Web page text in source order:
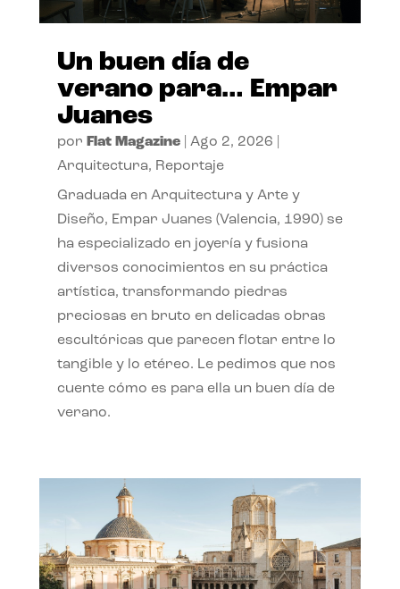
Un buen día de
verano para… Empar
Juanes
por Flat Magazine| Ago 2, 2026
Arquitectura, Reportaje
Graduada en Arquitectura y Arte y
Diseño, Empar Juanes (Valencia, 1990) se
ha especializado en joyería y fusiona
diversos conocimientos en su práctica
artística, transformando piedras
preciosas en bruto en delicadas obras
escultóricas que parecen flotar entre lo
tangible y lo etéreo. Le pedimos que nos
cuente cómo es para ella un buen día de
verano.